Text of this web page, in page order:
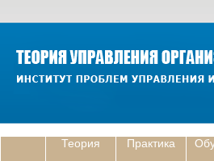
Теория Практика